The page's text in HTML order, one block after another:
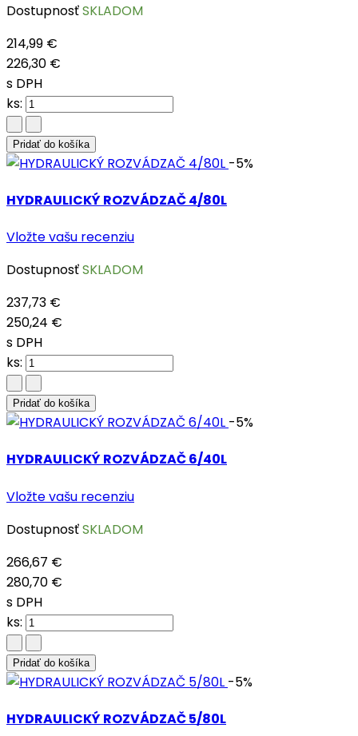
DostupnosťSKLADOM
214,99 €
226,30 €
s DPH
ks:
Pridať do košíka
-5%
HYDRAULICKÝ ROZVÁDZAČ 4/80L
Vložte vašu recenziu
DostupnosťSKLADOM
237,73 €
250,24 €
s DPH
ks:
Pridať do košíka
-5%
HYDRAULICKÝ ROZVÁDZAČ 6/40L
Vložte vašu recenziu
DostupnosťSKLADOM
266,67 €
280,70 €
s DPH
ks:
Pridať do košíka
-5%
HYDRAULICKÝ ROZVÁDZAČ 5/80L